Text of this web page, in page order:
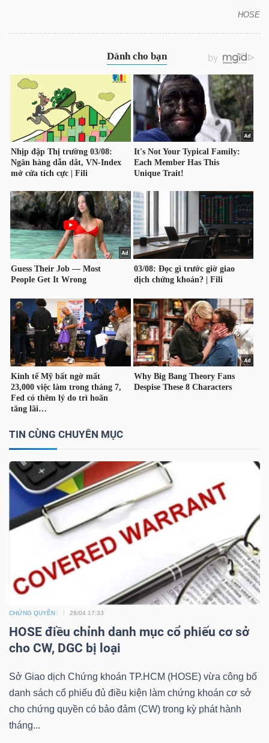
HOSE
TIN CÙNG CHUYÊN MỤC
CHỨNG QUYỀN 28/04 17:33
HOSE điều chỉnh danh mục cổ phiếu cơ sở
cho CW, DGC bị loại
Sở Giao dịch Chứng khoán TP.HCM (HOSE) vừa công bố
danh sách cổ phiếu đủ điều kiện làm chứng khoán cơ sở
cho chứng quyền có bảo đảm (CW) trong kỳ phát hành
tháng...
HÓA
KINH
TẾ
THẾ
GIỚI
ĐÔNG
DƯƠNG
TÀI
CHÍNH
CÁ
NHÂN
PHÂN
TÍCH
VIETSTOCKFINANCE
VĨ
MÔ
NGÀNH
DOANH
NGHIỆP